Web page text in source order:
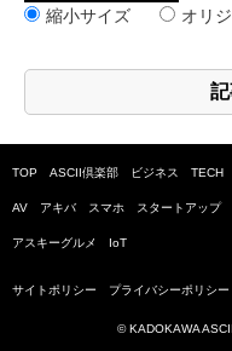
縮小サイズ オリ
TOP ASCII倶楽部 ビジネス TECH
AV アキバ スマホ スタートアップ
アスキーグルメ IoT
サイトポリシー プライバシーポリシー
© KADOKAWA